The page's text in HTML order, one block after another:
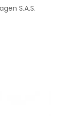
S.A.S.